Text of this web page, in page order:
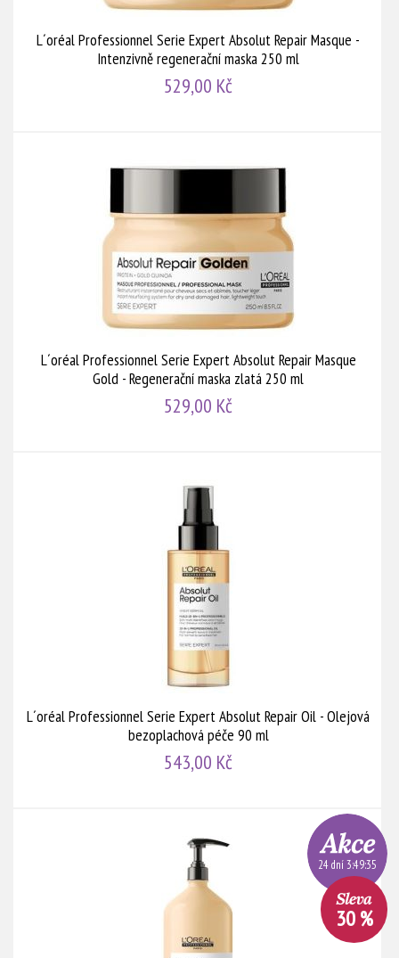
L´oréal Professionnel Serie Expert Absolut Repair Masque -
Intenzivně regenerační maska 250 ml
529,00 Kč
L´oréal Professionnel Serie Expert Absolut Repair Masque
Gold - Regenerační maska zlatá 250 ml
529,00 Kč
L´oréal Professionnel Serie Expert Absolut Repair Oil - Olejová
bezoplachová péče 90 ml
543,00 Kč
24 dní 3:49:35
30 %